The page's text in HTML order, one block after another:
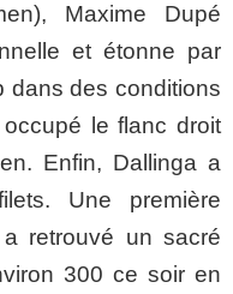
Maxime Dupé
et étonne par
dans des conditions
le flanc droit
Enfin, Dallinga a
Une première
retrouvé un sacré
300 ce soir en